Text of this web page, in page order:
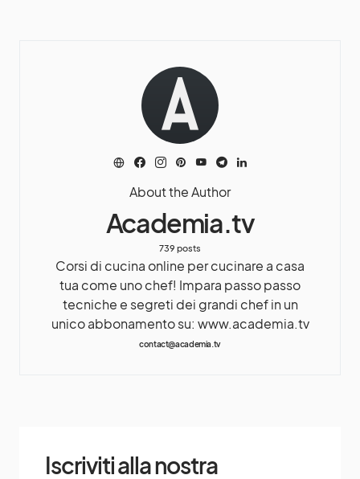
About the Author
Academia.tv
739 posts
Corsi di cucina online per cucinare a casa
tua come uno chef! Impara passo passo
tecniche e segreti dei grandi chef in un
unico abbonamento su: www.academia.tv
contact@academia.tv
Iscriviti alla nostra